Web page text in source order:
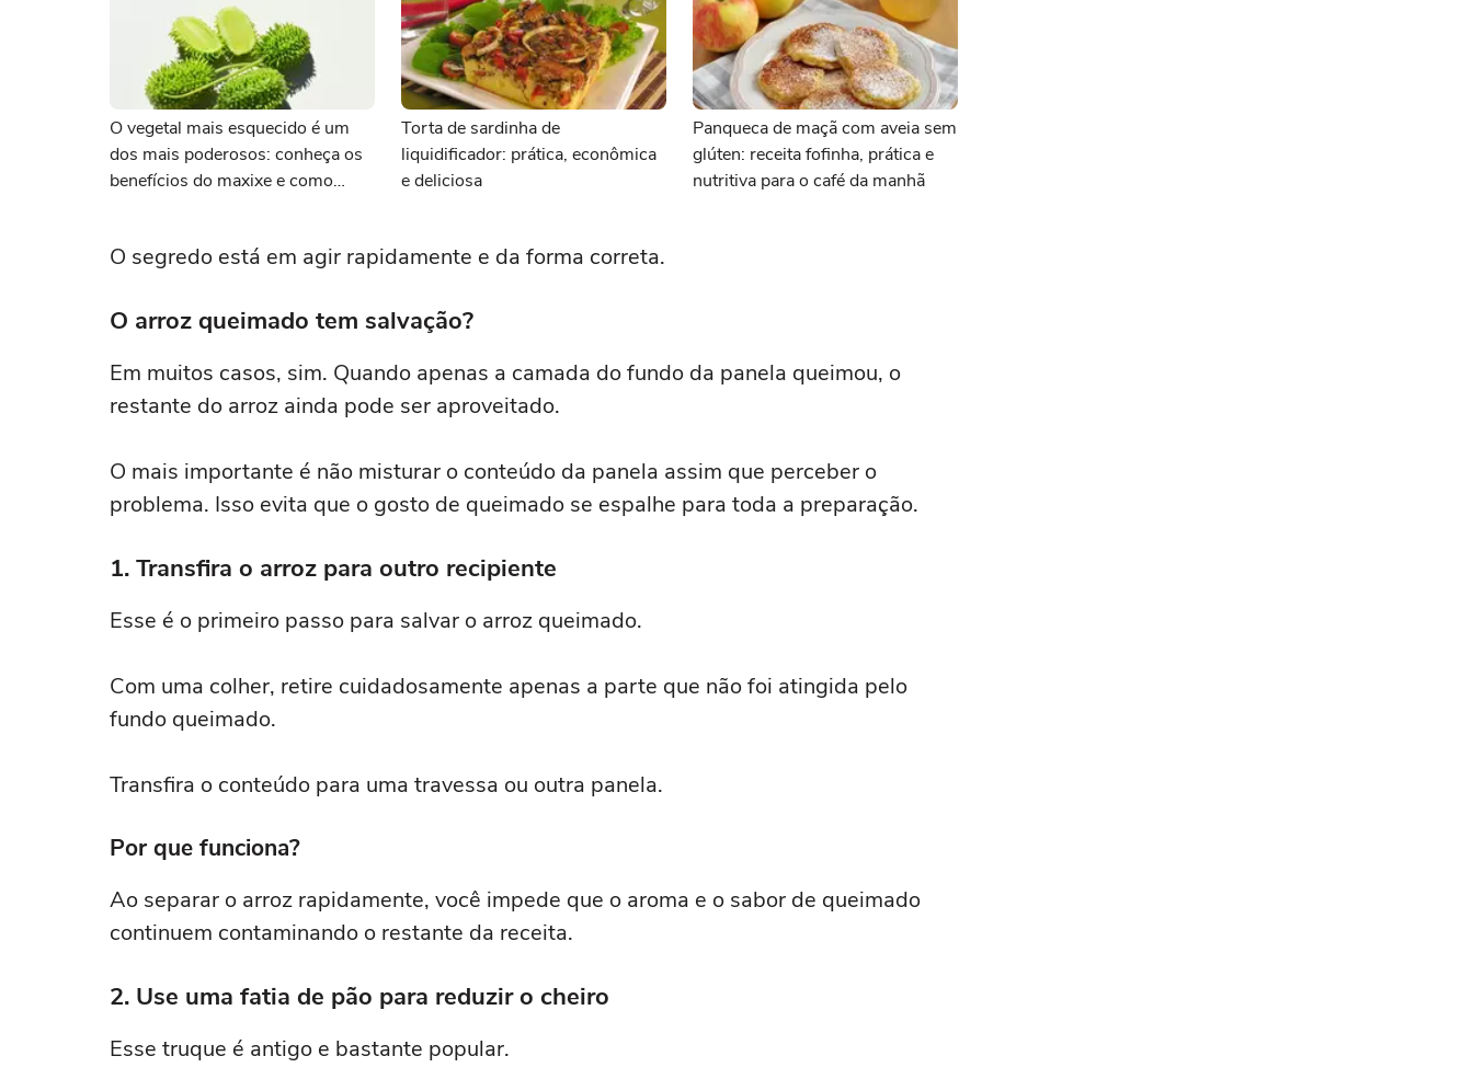
O vegetal mais esquecido é um
dos mais poderosos: conheça os
benefícios do maxixe e como
Torta de sardinha de
liquidificador: prática, econômica
e deliciosa
Panqueca de maçã com aveia sem
glúten: receita fofinha, prática e
nutritiva para o café da manhã
O segredo está em agir rapidamente e da forma correta.
O arroz queimado tem salvação?
Em muitos casos, sim. Quando apenas a camada do fundo da panela queimou, o
restante do arroz ainda pode ser aproveitado.
O mais importante é não misturar o conteúdo da panela assim que perceber o
problema. Isso evita que o gosto de queimado se espalhe para toda a preparação.
1. Transfira o arroz para outro recipiente
Esse é o primeiro passo para salvar o arroz queimado.
Com uma colher, retire cuidadosamente apenas a parte que não foi atingida pelo
fundo queimado.
Transfira o conteúdo para uma travessa ou outra panela.
Por que funciona?
Ao separar o arroz rapidamente, você impede que o aroma e o sabor de queimado
continuem contaminando o restante da receita.
2. Use uma fatia de pão para reduzir o cheiro
Esse truque é antigo e bastante popular.